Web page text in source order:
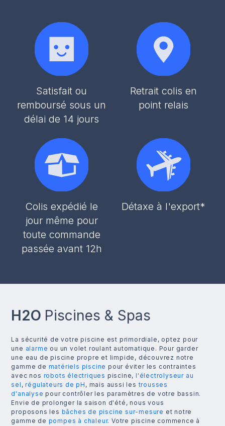
Satisfait ou
remboursé sous un
délai de 14 jours
Retrait colis en
point relais
Colis expédié le
jour même pour
toute commande
passée avant 12h
Détaxe à l'export*
H2O Piscines & Spas
La sécurité de votre piscine est primordiale, optez pour
une alarme ou un volet roulant automatique. Pour garder
une eau de piscine propre et limpide, découvrez notre
gamme de matériels piscine pour éviter les contraintes
avec nos robots électriques piscine, l'électrolyseur au
sel ,régulateurs de pH , mais aussi lestrousses
d'analyse pour contrôler les paramètres de votre bassin.
Envie de prolonger la saison d'été, nous vous
proposons les bâches de piscine sur-mesure et notre
gamme de pompes à chaleur. Votre piscine commence à